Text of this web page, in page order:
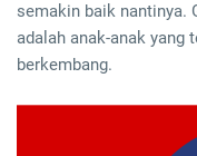
semakin baik nantinya.
adalah anak-anak yang
berkembang.